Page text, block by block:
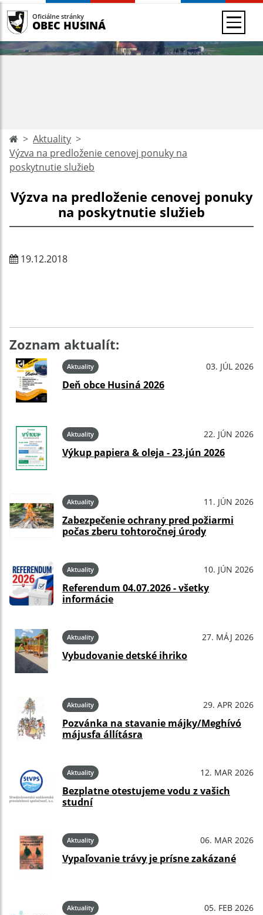
Oficiálne stránky
OBEC HUSINÁ
Aktuality
Výzva na predloženie cenovej ponuky na
poskytnutie služieb
Výzva na predloženie cenovej ponuky
na poskytnutie služieb
19.12.2018
Zoznam aktualít:
Aktuality 03. JÚL 2026
Deň obce Husiná 2026
Aktuality 22. JÚN 2026
Výkup papiera & oleja - 23.jún 2026
Aktuality 11. JÚN 2026
Zabezpečenie ochrany pred požiarmi
počas zberu tohtoročnej úrody
Aktuality 10. JÚN 2026
Referendum 04.07.2026 - všetky
informácie
Aktuality 27. MÁJ 2026
Vybudovanie detské ihriko
Aktuality 29. APR 2026
Pozvánka na stavanie májky/Meghívó
májusfa állításra
Aktuality 12. MAR 2026
Bezplatne otestujeme vodu z vašich
studní
Aktuality 06. MAR 2026
Vypaľovanie trávy je prísne zakázané
Aktuality 05. FEB 2026